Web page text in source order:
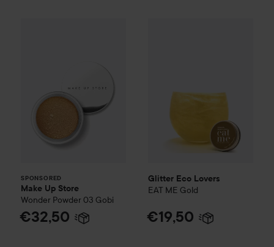
SPONSORED
Make Up Store
Wonder Powder 03 Gobi
€32,50
Glitter Eco Lovers
EAT ME Gold
€19,50